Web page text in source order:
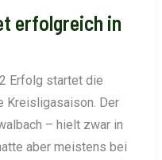
erfolgreich in
Erfolg startet die
Kreisligasaison. Der
– hielt zwar in
aber meistens bei